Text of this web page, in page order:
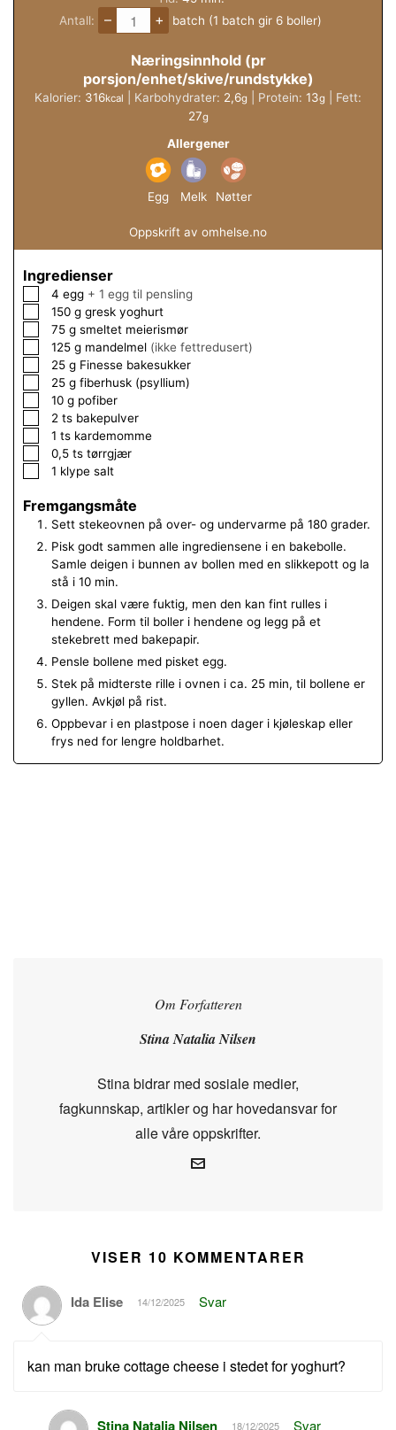
Antall:
– + batch (1 batch gir 6 boller)
Næringsinnhold (pr
porsjon/enhet/skive/rundstykke)
Kalorier: 316kcal Karbohydrater: 2,6g Protein: 13g
Fett:
27g
Allergener
Egg Melk Nøtter
Oppskrift av omhelse.no
Ingredienser
▢
4 egg + 1 egg til pensling
▢
150 g gresk yoghurt
▢
75 g smeltet meierismør
▢
125 g mandelmel (ikke fettredusert)
▢25 g Finesse bakesukker
▢25 g fiberhusk (psyllium)
▢
10 g pofiber
▢2 ts bakepulver
▢
1 ts kardemomme
▢
0,5 ts tørrgjær
▢
1 klype salt
Fremgangsmåte
Sett stekeovnen på over- og undervarme på 180 grader.
Pisk godt sammen alle ingrediensene i en bakebolle.
Samle deigen i bunnen av bollen med en slikkepott og la
stå i 10 min.
Deigen skal være fuktig, men den kan fint rulles i
hendene. Form til boller i hendene og legg på et
stekebrett med bakepapir.
Pensle bollene med pisket egg.
Stek på midterste rille i ovnen i ca. 25 min, til bollene er
gyllen. Avkjøl på rist.
Oppbevar i en plastpose i noen dager i kjøleskap eller
frys ned for lengre holdbarhet.
Om Forfatteren
Stina Natalia Nilsen
Stina bidrar med sosiale medier,
fagkunnskap, artikler og har hovedansvar for
alle våre oppskrifter.
VISER 10 KOMMENTARER
Ida Elise 14/12/2025 Svar
kan man bruke cottage cheese i stedet for yoghurt?
Stina Natalia Nilsen 18/12/2025 Svar